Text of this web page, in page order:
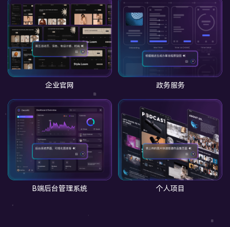
企业官网
B端后台管理系统
政务服务
个人项目